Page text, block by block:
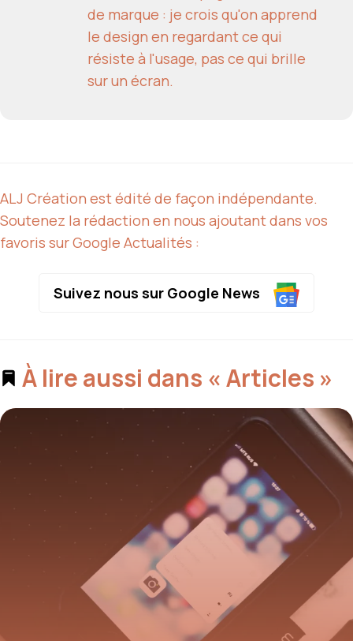
de marque : je crois qu'on apprend
le design en regardant ce qui
résiste à l'usage, pas ce qui brille
sur un écran.
ALJ Création est édité de façon indépendante.
Soutenez la rédaction en nous ajoutant dans vos
favoris sur Google Actualités :
Suivez nous sur Google News
À lire aussi dans « Articles »